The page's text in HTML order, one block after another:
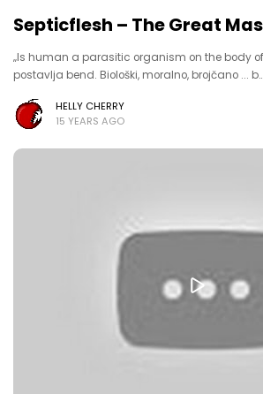
Septicflesh – The Great
„Is human a parasitic organism on the body of
postavlja bend. Biološki, moralno, brojčano ... b…
HELLY CHERRY
15 YEARS AGO